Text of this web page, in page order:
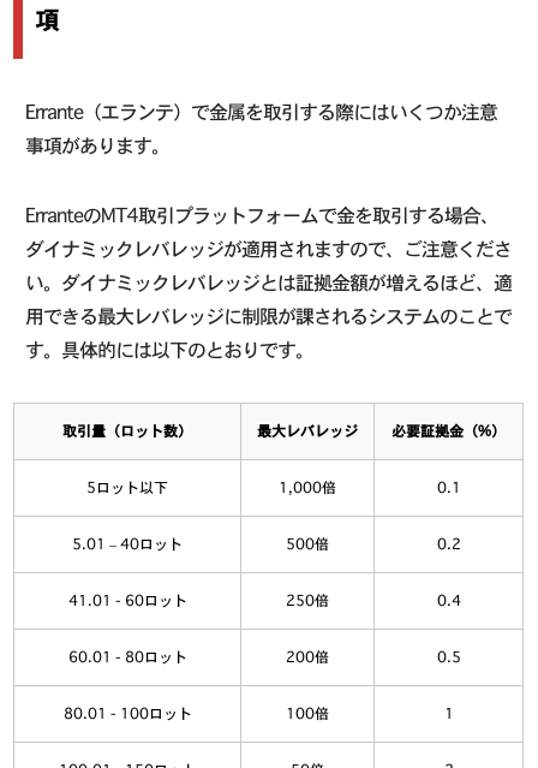
項
Errante（エランテ）で金属を取引する際にはいくつか注意
事項があります。
ErranteのMT4取引プラットフォームで金を取引する場合、
ダイナミックレバレッジが適用されますので、ご注意くださ
い。ダイナミックレバレッジとは証拠金額が増えるほど、適
用できる最大レバレッジに制限が課されるシステムのことで
す。具体的には以下のとおりです。
取引量（ロット数） 最大レバレッジ 必要証拠金（%）
5ロット以下 1,000倍 0.1
5.01 – 40ロット 500倍 0.2
41.01 - 60ロット 250倍 0.4
60.01 - 80ロット 200倍 0.5
80.01 - 100ロット 100倍 1